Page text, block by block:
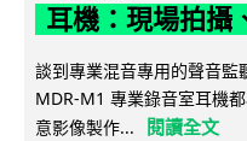
耳機：現場拍攝
談到專業混音專用的聲音
MDR-M1 專業錄音室耳機
意影像製作...
閱讀全文